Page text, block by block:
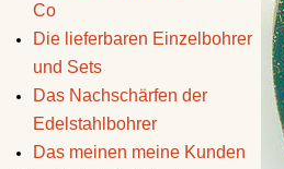
Co
Die lieferbaren Einzelbohrer
und Sets
Das Nachschärfen der
Edelstahlbohrer
Das meinen meine Kunden